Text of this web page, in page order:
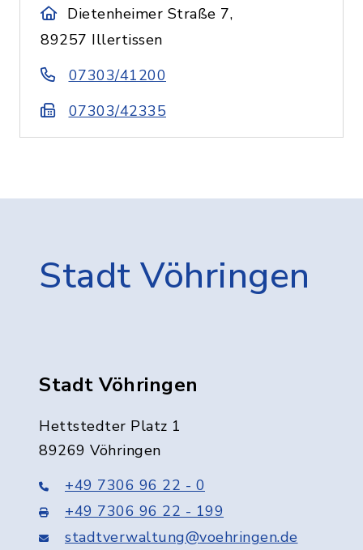
Dietenheimer Straße 7,
89257 Illertissen
07303/41200
07303/42335
Stadt Vöhringen
Stadt Vöhringen
Hettstedter Platz 1
89269 Vöhringen
+49 7306 96 22 - 0
+49 7306 96 22 - 199
stadtverwaltung@voehringen.de